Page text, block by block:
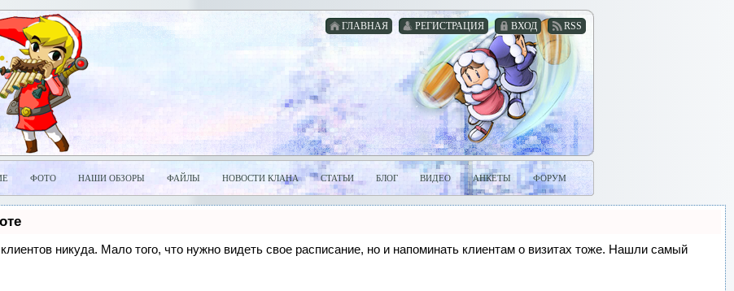
RSS
ВХОД
РЕГИСТРАЦИЯ
ГЛАВНАЯ
ФОТО НАШИ ОБЗОРЫ ФАЙЛЫ НОВОСТИ КЛАНА СТАТЬИ БЛОГ ВИДЕО АНКЕТЫ ФОРУМ
никуда. Мало того, что нужно видеть свое расписание, но и напоминать клиентам о визитах тоже. Нашли самый